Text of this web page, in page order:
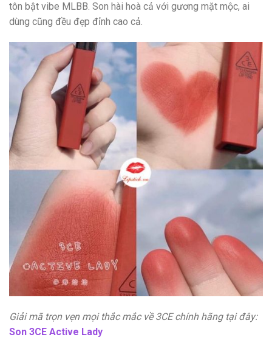
tôn bật vibe MLBB. Son hài hoà cả với gương mặt mộc, ai
dùng cũng đều đẹp đỉnh cao cả.
Giải mã trọn vẹn mọi thắc mắc về 3CE chính hãng tại đây:
Son 3CE Active Lady